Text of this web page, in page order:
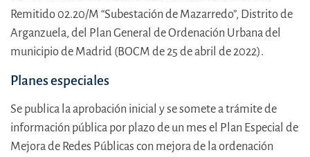
Remitido 02.20/M “Subestación de Mazarredo”, Distrito de
Arganzuela, del Plan General de Ordenación Urbana del
municipio de Madrid (BOCM de 25 de abril de 2022).
Planes especiales
Se publica la aprobación inicial y se somete a trámite de
información pública por plazo de un mes el Plan Especial de
Mejora de Redes Públicas con mejora de la ordenación